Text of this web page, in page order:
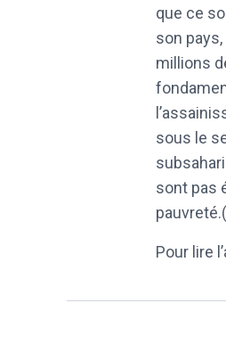
que ce
son
millions
sous le
sont pas
Pour lire